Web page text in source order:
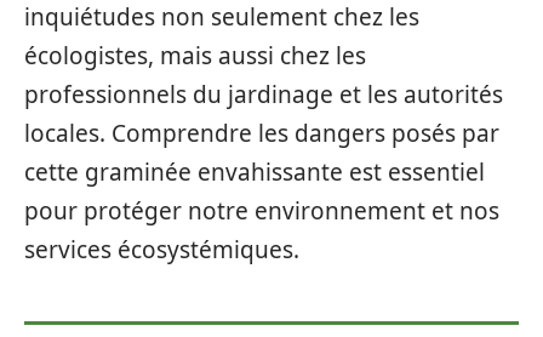
inquiétudes non seulement chez les
écologistes, mais aussi chez les
professionnels du jardinage et les autorités
locales. Comprendre les dangers posés par
cette graminée envahissante est essentiel
pour protéger notre environnement et nos
services écosystémiques.